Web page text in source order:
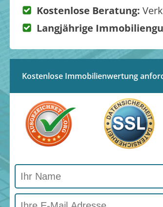
Kostenlose Beratung:
Langjährige
Kostenlose Immobilienwertung